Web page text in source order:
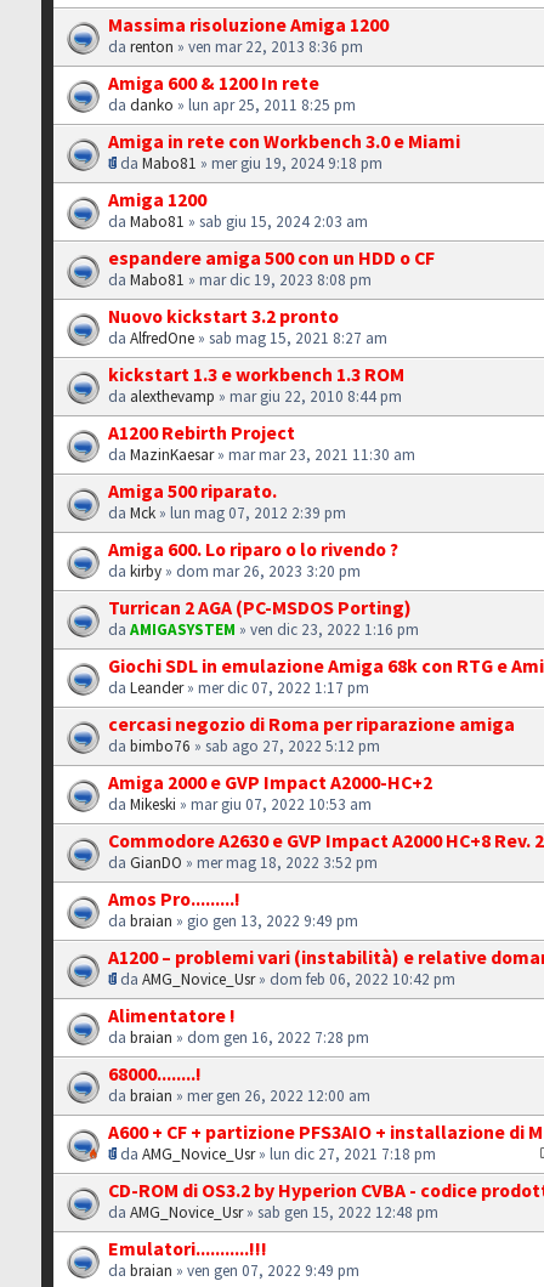
Massima risoluzione Amiga 1200
darenton » ven mar 22, 2013 8:36 pm
Amiga 600 & 1200 In rete
dadanko » lun apr 25, 2011 8:25 pm
Amiga in rete con Workbench 3.0 e Miami
daMabo81 » mer giu 19, 2024 9:18 pm
Amiga 1200
daMabo81 » sab giu 15, 2024 2:03 am
espandere amiga 500 con un HDD o CF
daMabo81 » mar dic 19, 2023 8:08 pm
Nuovo kickstart 3.2 pronto
daAlfredOne » sab mag 15, 2021 8:27 am
kickstart 1.3 e workbench 1.3 ROM
da alexthevamp » mar giu 22, 2010 8:44 pm
A1200 Rebirth Project
daMazinKaesar» mar mar 23, 2021 11:30 am
Amiga 500 riparato.
daMck » lun mag 07, 2012 2:39 pm
Amiga 600. Lo riparo o lo rivendo ?
dakirby » dom mar 26, 2023 3:20 pm
Turrican 2 AGA (PC-MSDOS Porting)
daAMIGASYSTEM » ven dic 23, 2022 1:16 pm
Giochi SDL in emulazione Amiga 68k con RTG e
daLeander» mer dic 07, 2022 1:17 pm
cercasi negozio di Roma per riparazione amiga
dabimbo76 » sab ago 27, 2022 5:12 pm
Amiga 2000 e GVP Impact A2000-HC+2
daMikeski » mar giu 07, 2022 10:53 am
Commodore A2630 e GVP Impact A2000 HC+8 Rev. 2
daGianDO » mer mag 18, 2022 3:52 pm
Amos Pro.........!
dabraian » gio gen 13, 2022 9:49 pm
A1200 – problemi vari (instabilità) e relative
daAMG_Novice_Usr» dom feb 06, 2022 10:42 pm
Alimentatore !
dabraian » dom gen 16, 2022 7:28 pm
68000........!
dabraian » mer gen 26, 2022 12:00 am
A600 + CF + partizione PFS3AIO + installazione di
daAMG_Novice_Usr» lun dic 27, 2021 7:18 pm
CD-ROM di OS3.2 by Hyperion CVBA - codice
daAMG_Novice_Usr» sab gen 15, 2022 12:48 pm
Emulatori...........!!!
dabraian » ven gen 07, 2022 9:49 pm